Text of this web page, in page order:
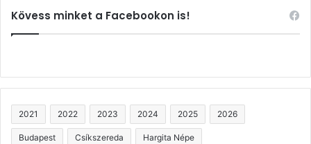
Kövess minket a Facebookon is!
2021 2022 2023 2024 2025 2026
Budapest Csíkszereda Hargita Népe